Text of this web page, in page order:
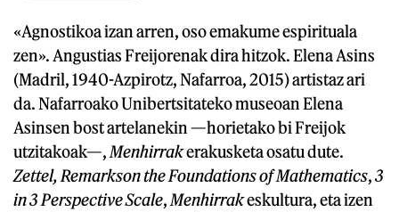
«Agnostikoa izan arren, oso emakume espirituala
zen». Angustias Freijorenak dira hitzok. Elena Asins
(Madril, 1940-Azpirotz, Nafarroa, 2015) artistaz ari
da. Nafarroako Unibertsitateko museoan Elena
Asinsen bost artelanekin —horietako bi Freijok
utzitakoak—, Menhirrakerakusketa osatu dute.
Zettel, Remarkson the Foundations of Mathematics,3
in 3 Perspective Scale, Menhirrakeskultura, eta izen